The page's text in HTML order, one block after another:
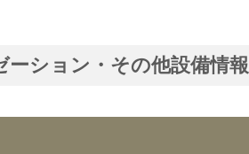
ション・その他設備情報